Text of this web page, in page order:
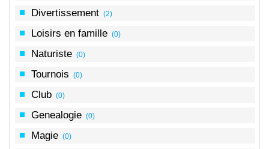
Divertissement (2)
Loisirs en famille (0)
Naturiste (0)
Tournois (0)
Club (0)
Genealogie (0)
Magie (0)